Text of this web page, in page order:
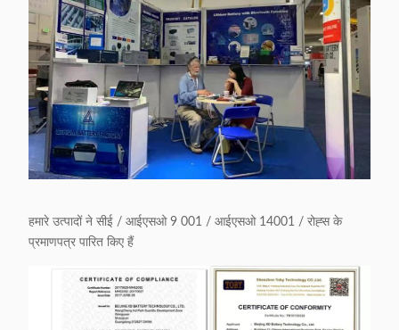
हमारे उत्पादों ने सीई / आईएसओ 9 001 / आईएसओ 14001 / रोह्स के
प्रमाणपत्र पारित किए हैं